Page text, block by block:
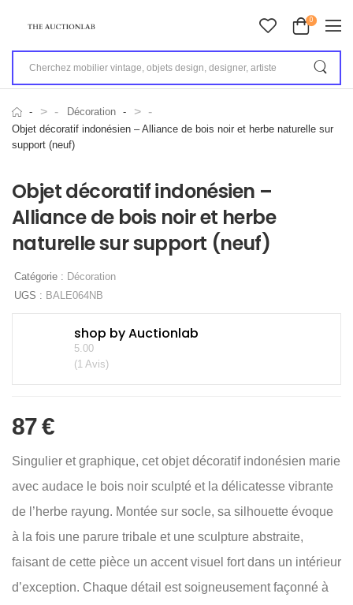
0
> Décoration >
Objet décoratif indonésien – Alliance de bois noir et herbe naturelle sur
support (neuf)
Objet décoratif indonésien –
Alliance de bois noir et herbe
naturelle sur support (neuf)
Catégorie : Décoration
UGS : BALE064NB
shop by Auctionlab
5.00
(1 Avis)
87€
Singulier et graphique, cet objet décoratif indonésien marie
avec audace le bois noir sculpté et la délicatesse vibrante
de l’herbe rayung. Montée sur socle, sa silhouette évoque
à la fois une parure tribale et une sculpture abstraite,
faisant de cette pièce un accent visuel fort dans un intérieur
d’exception. Chaque détail est soigneusement façonné à